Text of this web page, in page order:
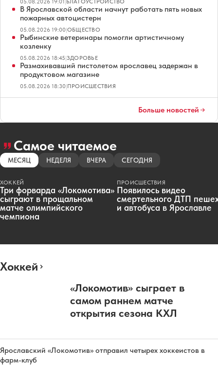
05.08.2026 19:01 БЛАГОУСТРОЙСТВО
В Ярославской области начнут работать пять новых
пожарных автоцистерн
05.08.2026 19:00|ОБЩЕСТВО
Рыбинские ветеринары помогли артистичному
козленку
05.08.2026 18:45|ЗДОРОВЬЕ
Размахивавший пистолетом ярославец задержан в
продуктовом магазине
05.08.2026 18:30|ПРОИСШЕСТВИЯ
Больше новостей
Самое читаемое
МЕСЯЦ НЕДЕЛЯ ВЧЕРА СЕГОДНЯ
ХОККЕЙ
Три форварда «Локомотива»
сыграют в прощальном
матче олимпийского
чемпиона
ПРОИСШЕСТВИЯ
Появилось видео
смертельного ДТП
и автобуса в Ярославле
Хоккей
«Локомотив» сыграет в
самом раннем матче
открытия сезона КХЛ
Ярославский «Локомотив» отправил четырех хоккеистов в
фарм-клуб